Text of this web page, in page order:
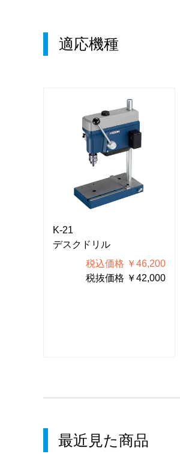
適応機種
K-21
デスクドリル
税込価格 ￥46,200
税抜価格 ￥42,000
最近見た商品